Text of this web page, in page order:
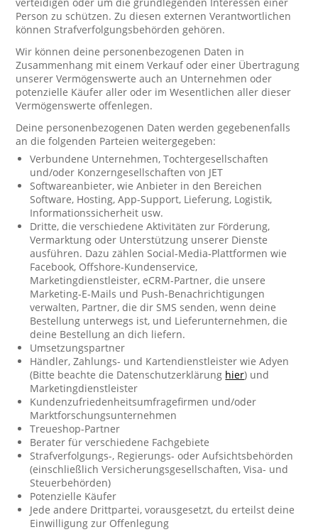
Person zu schützen. Zu diesen externen Verantwortlichen
können Strafverfolgungsbehörden gehören.
Wir können deine personenbezogenen Daten in
Zusammenhang mit einem Verkauf oder einer Übertragung
unserer Vermögenswerte auch an Unternehmen oder
potenzielle Käufer aller oder im Wesentlichen aller dieser
Vermögenswerte offenlegen.
Deine personenbezogenen Daten werden gegebenenfalls
an die folgenden Parteien weitergegeben:
Verbundene Unternehmen, Tochtergesellschaften
und/oder Konzerngesellschaften von JET
Softwareanbieter, wie Anbieter in den Bereichen
Software, Hosting, App-Support, Lieferung, Logistik,
Informationssicherheit usw.
Dritte, die verschiedene Aktivitäten zur Förderung,
Vermarktung oder Unterstützung unserer Dienste
ausführen. Dazu zählen Social-Media-Plattformen wie
Facebook, Offshore-Kundenservice,
Marketingdienstleister, eCRM-Partner, die unsere
Marketing-E-Mails und Push-Benachrichtigungen
verwalten, Partner, die dir SMS senden, wenn deine
Bestellung unterwegs ist, und Lieferunternehmen, die
deine Bestellung an dich liefern.
Umsetzungspartner
Händler, Zahlungs- und Kartendienstleister wie Adyen
(Bitte beachte die Datenschutzerklärung hier) und
Marketingdienstleister
Kundenzufriedenheitsumfragefirmen und/oder
Marktforschungsunternehmen
Treueshop-Partner
Berater für verschiedene Fachgebiete
Strafverfolgungs-, Regierungs- oder Aufsichtsbehörden
(einschließlich Versicherungsgesellschaften, Visa- und
Steuerbehörden)
Potenzielle Käufer
Jede andere Drittpartei, vorausgesetzt, du erteilst deine
Einwilligung zur Offenlegung